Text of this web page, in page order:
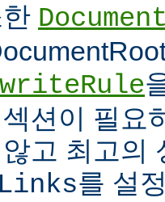
션이 필요
고 최고의
를 설